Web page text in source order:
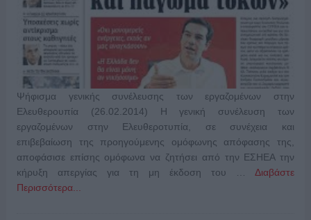
Ψήφισμα γενικής συνέλευσης των εργαζομένων στην
Ελευθερουπία (26.02.2014) Η γενική συνέλευση των
εργαζομένων στην Ελευθεροτυπία, σε συνέχεια και
επιβεβαίωση της προηγούμενης ομόφωνης απόφασης της,
αποφάσισε επίσης ομόφωνα να ζητήσει από την ΕΣΗΕΑ την
κήρυξη απεργίας για τη μη έκδοση του …Διαβάστε
Περισσότερα...